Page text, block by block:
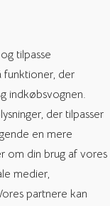
tilpasse
funktioner, der
indkøbsvognen.
der tilpasser
en mere
om din brug af vores
medier,
partnere kan